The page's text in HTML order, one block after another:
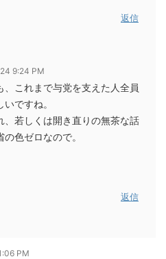
返信
9:24 PM
、これまで与党を支えた人全員
ですね。
、若しくは開き直りの無茶な話
色ゼロなので。
返信
PM